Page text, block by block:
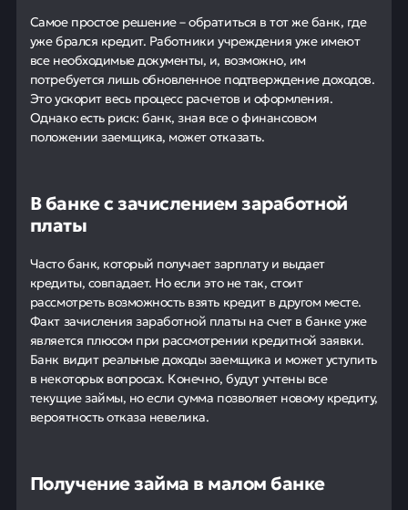
Самое простое решение – обратиться в тот же банк, где
уже брался кредит. Работники учреждения уже имеют
все необходимые документы, и, возможно, им
потребуется лишь обновленное подтверждение доходов.
Это ускорит весь процесс расчетов и оформления.
Однако есть риск: банк, зная все о финансовом
положении заемщика, может отказать.
В банке с зачислением заработной
платы
Часто банк, который получает зарплату и выдает
кредиты, совпадает. Но если это не так, стоит
рассмотреть возможность взять кредит в другом месте.
Факт зачисления заработной платы на счет в банке уже
является плюсом при рассмотрении кредитной заявки.
Банк видит реальные доходы заемщика и может уступить
в некоторых вопросах. Конечно, будут учтены все
текущие займы, но если сумма позволяет новому кредиту,
вероятность отказа невелика.
Получение займа в малом банке